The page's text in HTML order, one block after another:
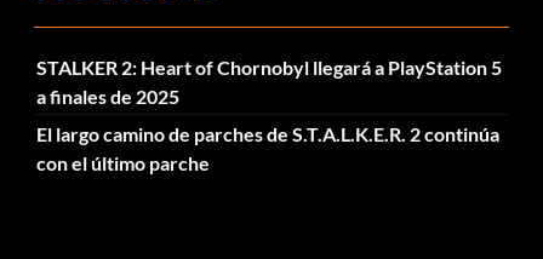
STALKER 2: Heart of Chornobyl llegará a PlayStation 5
a finales de 2025
El largo camino de parches de S.T.A.L.K.E.R. 2 continúa
con el último parche